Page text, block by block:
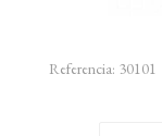
Referencia: 30101